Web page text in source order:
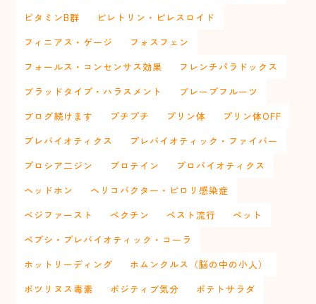
ビタミンB群
ピレトリン・ピレスロイド
フィニアス・ゲージ
フォスフェン
フォールス・コンセンサス効果
フレンチパラドックス
ブラッドタイプ・ハラスメント
ブレープフルーツ
ブログ続けます
プチプチ プリン体
プリン体OFF
プレバイオティクス
プレバイオティック・ファイバー
プロシア二ジン
プロテイン
プロバイオティクス
ヘッドホン
ヘリコバクター・ピロリ感染症
ベジファースト
ペクチン ペスト流行
ペット
ペプシ・プレバイオティック・コーラ
ホットリーディング
ホムンクルス（脳の中の小人）
ボツリヌス毒素
ポジティブ気分
ポテトサラダ